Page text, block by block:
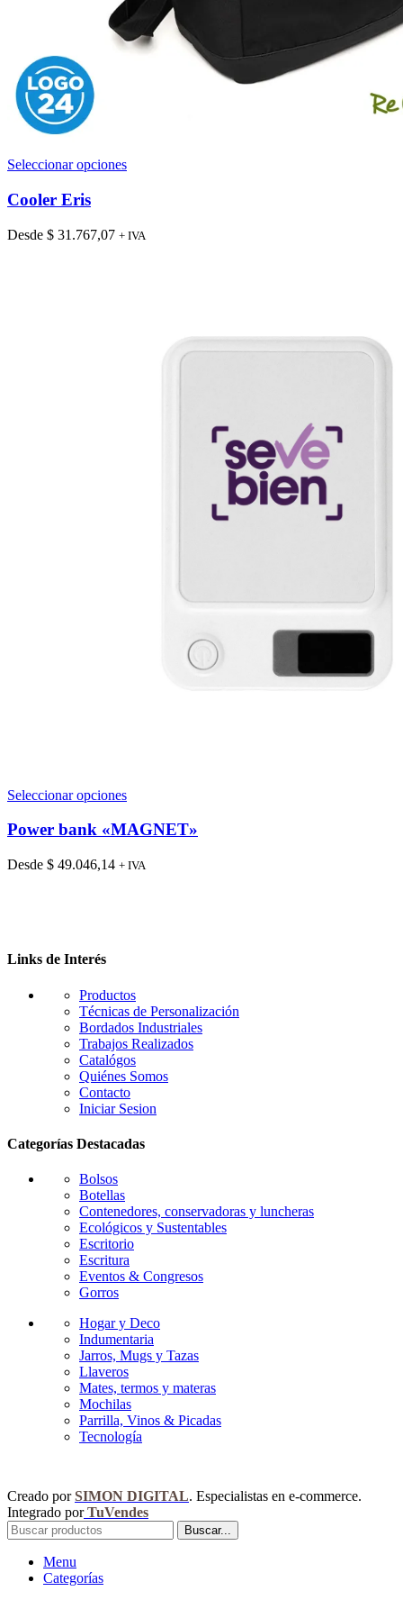
Seleccionar opcionesEste
variantes.
Las
Cooler Eris
Desde $ 31.767,07 + IVA
Seleccionar opcionesEste
tiene
variantes.
de
producto
Power bank «MAGNET»
Desde $ 49.046,14 + IVA
Links de Interés
Productos
Técnicas de Personalización
Bordados Industriales
Trabajos Realizados
Catalógos
Quiénes Somos
Contacto
Iniciar Sesion
Categorías Destacadas
Bolsos
Botellas
Contenedores, conservadoras y luncheras
Ecológicos y Sustentables
Escritorio
Escritura
Eventos & Congresos
Gorros
Hogar y Deco
Indumentaria
Jarros, Mugs y Tazas
Llaveros
Mates, termos y materas
Mochilas
Parrilla, Vinos & Picadas
Tecnología
Creado porSIMON DIGITAL. Especialistas en e-commerce.
Integrado porTuVendes
Buscar...
Menu
Categorías